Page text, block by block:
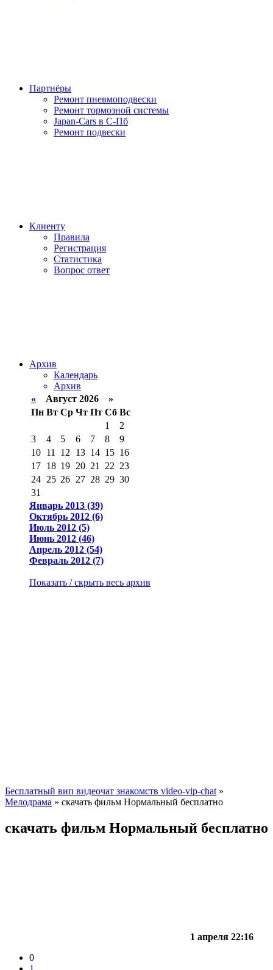
Партнёры
Ремонт пневмоподвески
Ремонт тормозной системы
Japan-Cars в С-Пб
Ремонт подвески
Клиенту
Правила
Регистрация
Статистика
Вопрос ответ
Архив
Календарь
Архив
« Август 2026 »
Пн Вт Ср Чт Пт Сб Вс
1
2
3
4 5 6 7 8
9
10 11 12 13 14 15 16
17 18 19 20 21 22 23
24 25 26 27 28 29 30
31
Январь 2013 (39)
Октябрь 2012 (6)
Июль 2012 (5)
Июнь 2012 (46)
Апрель 2012 (54)
Февраль 2012 (7)
Показать / скрыть весь архив
Бесплатный вип видеочат знакомств video-vip-chat »
Мелодрама » скачать фильм Нормальный бесплатно
скачать фильм Нормальный бесплатно
1 апреля 22:16
0